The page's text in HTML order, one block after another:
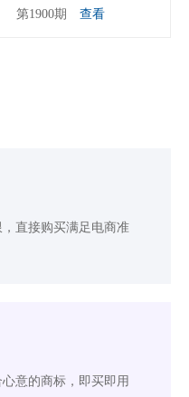
第1900期 查看
直接购买满足电商准
意的商标，即买即用